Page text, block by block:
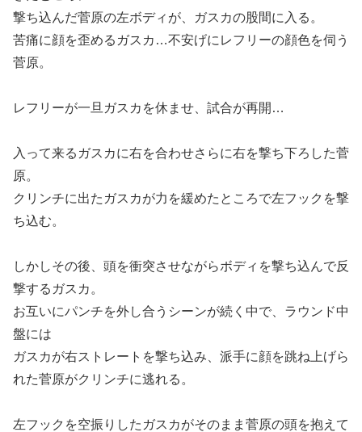
撃ち込んだ菅原の左ボディが、ガスカの股間に入る。
苦痛に顔を歪めるガスカ…不安げにレフリーの顔色を伺う
菅原。
レフリーが一旦ガスカを休ませ、試合が再開…
入って来るガスカに右を合わせさらに右を撃ち下ろした菅
原。
クリンチに出たガスカが力を緩めたところで左フックを撃
ち込む。
しかしその後、頭を衝突させながらボディを撃ち込んで反
撃するガスカ。
お互いにパンチを外し合うシーンが続く中で、ラウンド中
盤には
ガスカが右ストレートを撃ち込み、派手に顔を跳ね上げら
れた菅原がクリンチに逃れる。
左フックを空振りしたガスカがそのまま菅原の頭を抱えて